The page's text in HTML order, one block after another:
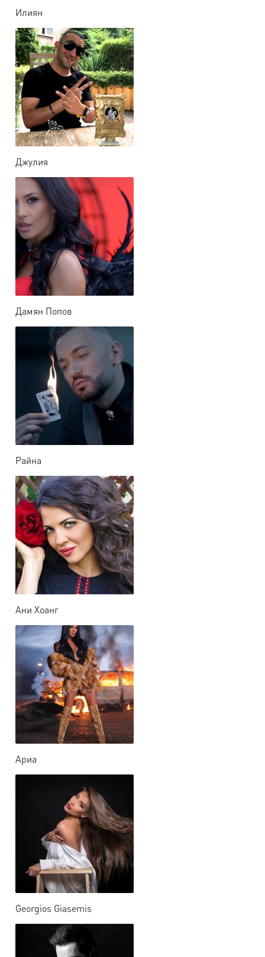
Илиян
Джулия
Дамян Попов
Райна
Ани Хоанг
Ариа
Georgios Giasemis